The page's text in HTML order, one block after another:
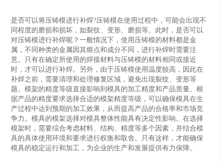
是否可以将压铸模进行补焊?压铸模在使用过程中，可能会出现不
同程度的磨损和损坏，如裂纹、变形、磨损等。此时，是否可以
对压铸模进行补焊呢？一般情况下，使用压铸模的材料都是金
属，不同种类的金属因其熔点和成分不同，进行补焊时需要注
意。只有在确定所使用的焊接材料与压铸模的材料相同或接近
时，才可以进行补焊。另外，由于压铸模使用温度较高，因此在
补焊之前，需要清理和处理修复区域，避免出现裂纹、变形等
题。模架的精度等级直接影响到模具的加工精度和产品质量。根
据产品的精度要求选择合适的模架精度等级，可以确保模具在生
产过程中达到预期的加工效果，从而提高产品的合格率和市场竞
争力。模具的模架选择对模具整体性能具有决定性影响。在选择
模架时，需要综合考虑材料、结构、精度等多个因素，并结合模
具的具体使用环境和要求进行权衡和取舍。只有这样，才能确保
模具的稳定运行和加工，为企业的生产和发展提供有力保障。